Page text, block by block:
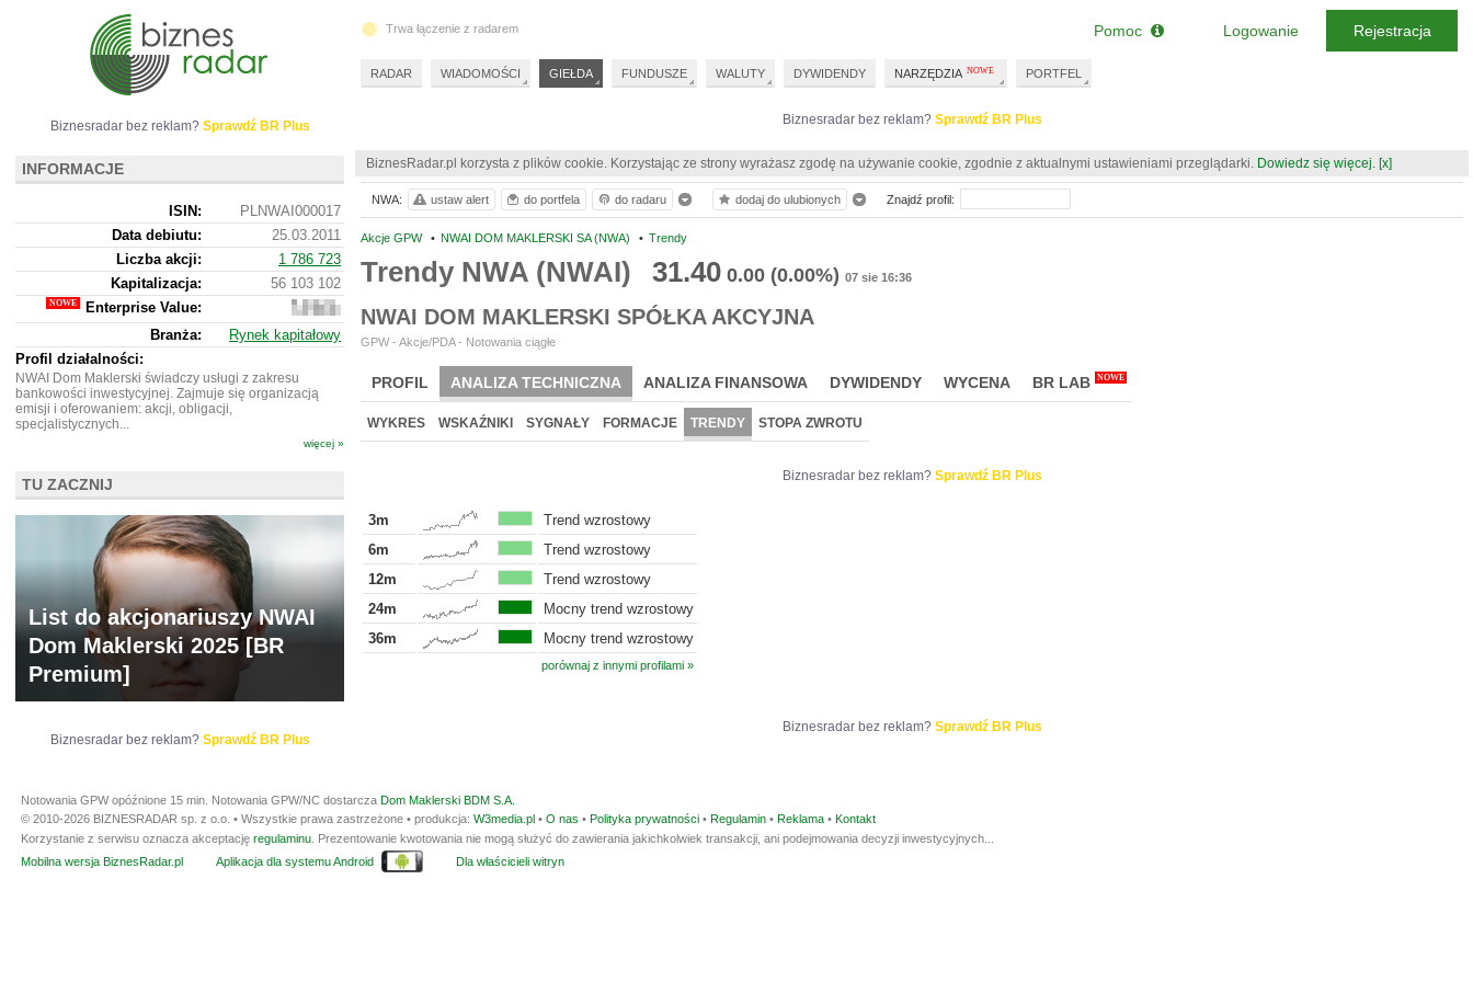
Biznesradar bez reklam? Sprawdź BR Plus
BiznesRadar.pl korzysta z plików cookie. Korzystając ze strony wyrażasz zgodę na używanie cookie, zgodnie z aktualnymi ustawieniami przeglądarki. Dowiedz się więcej. [x]
Akcje GPW • NWAI DOM MAKLERSKI SA (NWA) • Trendy
Trendy NWA (NWAI) 31.40 0.00 (0.00%) 07 sie 16:36
NWAI DOM MAKLERSKI SPÓŁKA AKCYJNA
GPW - Akcje/PDA - Notowania ciągłe
PROFIL ANALIZA TECHNICZNA ANALIZA FINANSOWA DYWIDENDY WYCENA BR LAB NOWE
WYKRES WSKAŹNIKI SYGNAŁY FORMACJE TRENDY STOPA ZWROTU
Biznesradar bez reklam? Sprawdź BR Plus
3m
Trend wzrostowy
6m
Trend wzrostowy
12m
Trend wzrostowy
24m
Mocny trend wzrostowy
36m
Mocny trend wzrostowy
porównaj z innymi profilami »
Biznesradar bez reklam? Sprawdź BR Plus
NWA: ustaw alert do portfela do radaru dodaj do ulubionych Znajdź profil:
Biznesradar bez reklam? Sprawdź BR Plus
INFORMACJE
ISIN:
PLNWAI000017
Data debiutu:
25.03.2011
Liczba akcji:
1 786 723
Kapitalizacja:
56 103 102
Enterprise Value:
-30
288
898
Branża:
Rynek kapitałowy
Profil działalności:
NWAI Dom Maklerski świadczy usługi z zakresu
bankowości inwestycyjnej. Zajmuje się organizacją
emisji i oferowaniem: akcji, obligacji,
specjalistycznych...
więcej »
TU ZACZNIJ
List do akcjonariuszy NWAI
Dom Maklerski 2025 [BR
Premium]
Biznesradar bez reklam? Sprawdź BR Plus
Trwa łączenie z radarem
RADAR WIADOMOŚCI GIEŁDA FUNDUSZE WALUTY DYWIDENDY NARZĘDZIA PORTFEL
Pomoc Logowanie Rejestracja
Notowania GPW opóźnione 15 min. Notowania GPW/NC dostarcza Dom Maklerski BDM S.A.
© 2010-2026 BIZNESRADAR sp. z o.o. • Wszystkie prawa zastrzeżone • produkcja: W3media.pl • O nas • Polityka prywatności • Regulamin • Reklama • Kontakt
Korzystanie z serwisu oznacza akceptację regulaminu . Prezentowanie kwotowania nie mogą służyć do zawierania jakichkolwiek transakcji, ani podejmowania decyzji inwestycyjnych...
Mobilna wersja BiznesRadar.pl
Aplikacja dla systemu Android Dla właścicieli witryn